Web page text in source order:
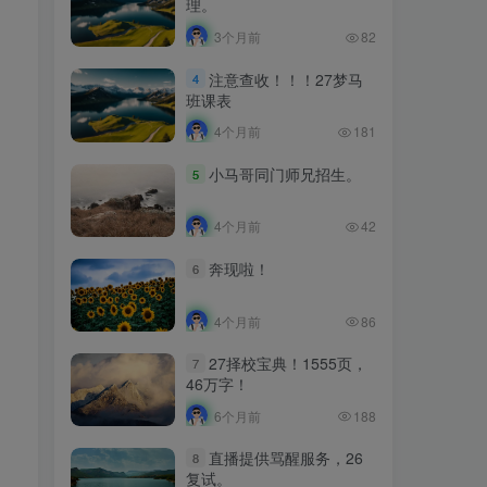
理。
3个月前 82
4 注意查收！！！27梦马
班课表
4个月前 181
5 小马哥同门师兄招生。
4个月前 42
6 奔现啦！
4个月前 86
7 27择校宝典！1555页，
46万字！
6个月前 188
8
直播提供骂醒服务，26
复试。